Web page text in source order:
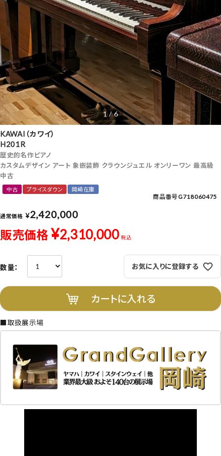
1 / 6
KAWAI（カワイ）
H201R
歴史的名作ピアノ
カスタムデザイン アート 象嵌装飾 クラウンジュエル オンリーワン 最高級
中古
中古 プライスダウン 岡崎在庫
商品番号G718060475
通常価格 ¥2,420,000
販売価格 ¥2,310,000 税込
お気に入りに登録する
カートに入れる
■取扱展示場